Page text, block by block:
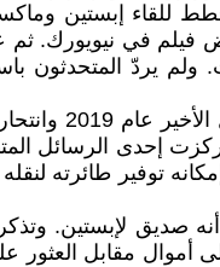
للقاء إبستين
الرسائل المتبادلة عام 2003، دعته ماكسويل
يردّ المتحدثون
16- ستيف بانون: تبادل
رسالة عام 2019، سأل بانون إبستين عما إذا
صديق لإبستين.
أموال مقابل